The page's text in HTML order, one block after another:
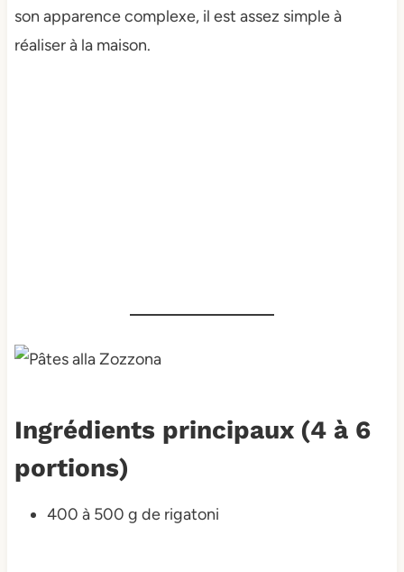
son apparence complexe, il est assez simple à
réaliser à la maison.
Ingrédients principaux (4 à 6
portions)
400 à 500 g de rigatoni